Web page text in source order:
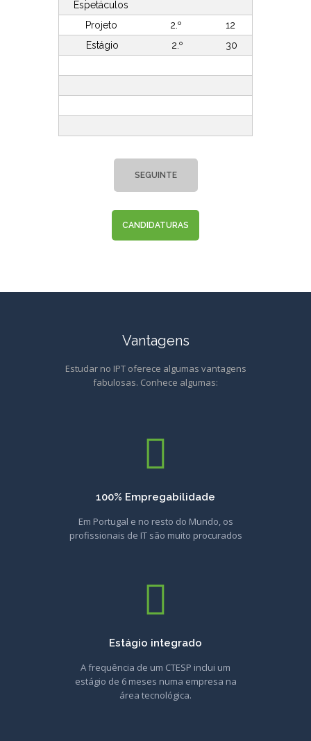
Espetáculos
Projeto 2.º
12
Estágio
2.º 30
SEGUINTE
CANDIDATURAS
Vantagens
Estudar no IPT oferece algumas vantagens
fabulosas. Conhece algumas:
100% Empregabilidade
Em Portugal e no resto do Mundo, os
profissionais de IT são muito procurados
Estágio integrado
A frequência de um CTESP inclui um
estágio de 6 meses numa empresa na
área tecnológica.